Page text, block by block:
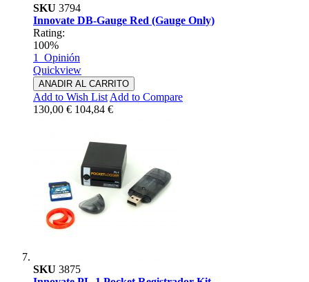
SKU 3794
Innovate DB-Gauge Red (Gauge Only)
Rating:
100%
1 Opinión
Quickview
ANADIR AL CARRITO
Add to Wish List Add to Compare
130,00 € 104,84 €
SKU 3875